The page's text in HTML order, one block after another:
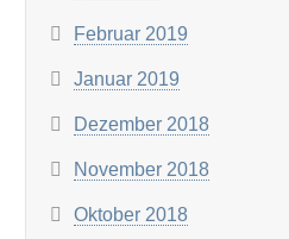
Februar 2019
Januar 2019
Dezember 2018
November 2018
Oktober 2018